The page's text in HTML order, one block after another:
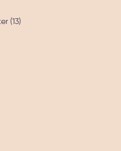
(13products available
)